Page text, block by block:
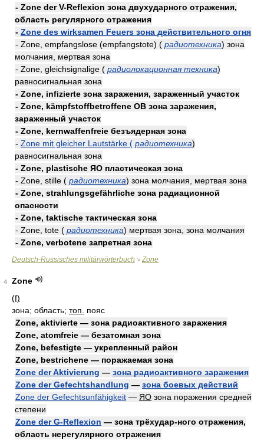
- Zone der V-Reflexion зона двухударного отражения,
область регулярного отражения
- Zone des wirksamen Feuers зона действительного огня
- Zone, empfangslose (empfangstote) ( радиотехника) зона
молчания, мертвая зона
- Zone, gleichsignalige ( радиолокационная техника)
равносигнальная зона
- Zone, infizierte зона заражения, зараженный участок
- Zone, kämpfstoffbetroffene ОВ зона заражения,
зараженный участок
- Zone, kernwaffenfreie безъядерная зона
- Zone mit gleicher Lautstärke ( радиотехника)
равносигнальная зона
- Zone, plastische ЯО пластическая зона
- Zone, stille ( радиотехника) зона молчания, мертвая зона
- Zone, strahlungsgefährliche зона радиационной
опасности
- Zone, taktische тактическая зона
- Zone, tote ( радиотехника) мертвая зона, зона молчания
- Zone, verbotene запретная зона
Deutsch-Russisches militärwörterbuch > Zone
4
Zone
(f)
зона; область; топ.
пояс
Zone, aktivierte — зона радиоактивного заражения
Zone, atomfreie — безатомная зона
Zone, befestigte — укрепленный район
Zone, bestrichene — поражаемая зона
Zone der Aktivierung — зона радиоактивного заражения
Zone der Gefechtshandlung — зона боевых действий
Zone der Gefechtsunfähigkeit — ЯО зона поражения средней
степени
Zone der G-Reflexion — зона трёхудар-ного отражения,
область нерегулярного отражения